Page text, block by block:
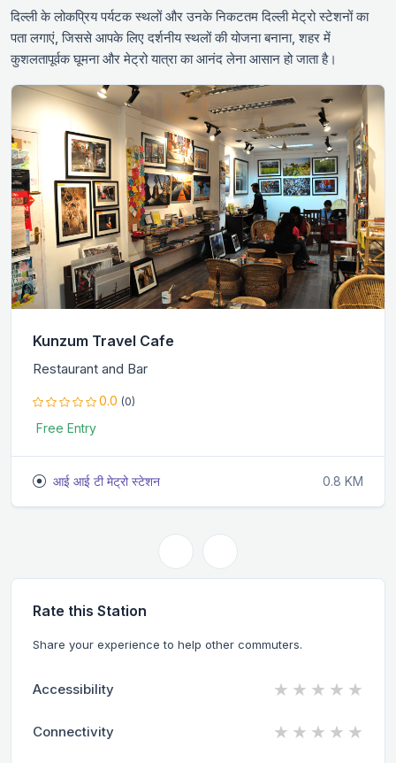
दिल्ली के लोकप्रिय पर्यटक स्थलों और उनके निकटतम दिल्ली मेट्रो स्टेशनों का
पता लगाएं, जिससे आपके लिए दर्शनीय स्थलों की योजना बनाना, शहर में
कुशलतापूर्वक घूमना और मेट्रो यात्रा का आनंद लेना आसान हो जाता है।
Kunzum Travel Cafe
Restaurant and Bar
0.0 (0)
Free Entry
आई आई टी मेट्रो स्टेशन 0.8 KM
Rate this Station
Share your experience to help other commuters.
Accessibility ★ ★ ★ ★ ★
Connectivity ★ ★ ★ ★ ★